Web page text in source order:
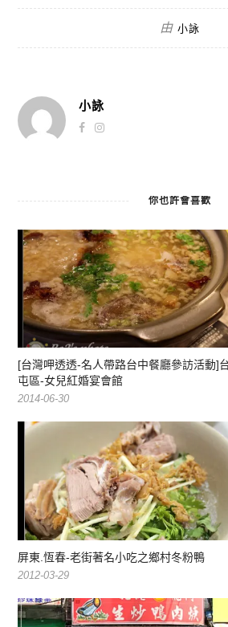
由 小詠
小詠
你也許會喜歡
[台灣呷透透-名人帶路台中餐廳參訪活動]
屯區-女兒紅婚宴會館
2014-06-30
屏東.恆春-老街著名小吃之鄉村冬粉鴨
2012-03-29